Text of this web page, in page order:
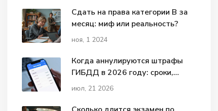
Сдать на права категории В за
месяц: миф или реальность?
ноя, 1 2024
Когда аннулируются штрафы
ГИБДД в 2026 году: сроки,
списание и нюансы
июл, 21 2026